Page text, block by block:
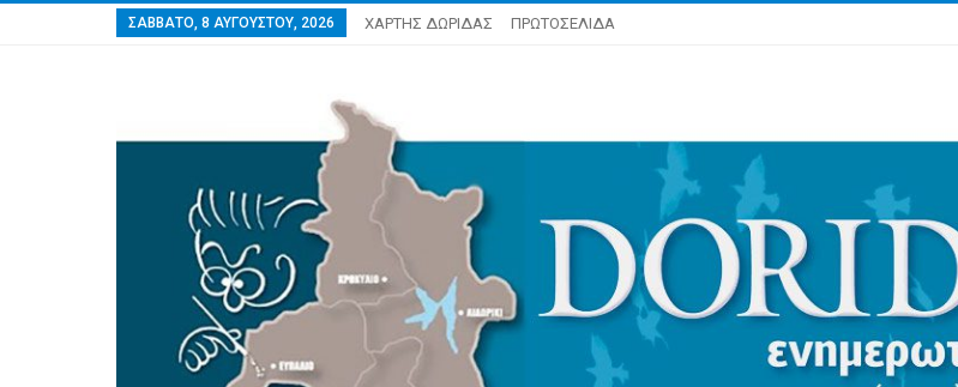
ΣΆΒΒΑΤΟ, 8 ΑΥΓΟΎΣΤΟΥ, 2026 ΧΑΡΤΗΣ ΔΩΡΙΔΑΣ ΠΡΩΤΟΣΕΛΙΔΑ